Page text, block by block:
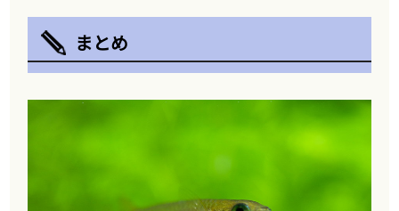
まとめ